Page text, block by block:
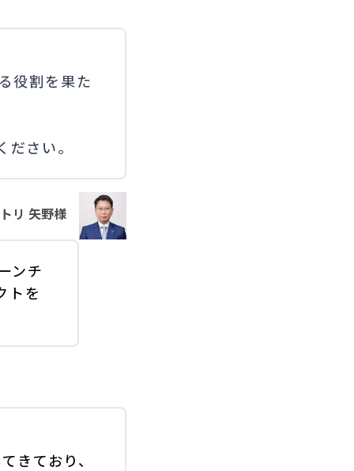
役割を果た
さい。
リ 矢野様
ンチ
トを
きており、